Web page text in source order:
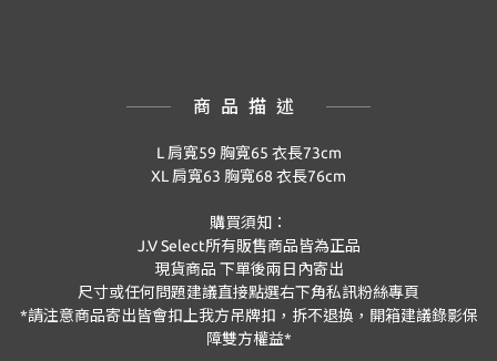
商品描述
L 肩寬59 胸寬65 衣長73cm
XL 肩寬63 胸寬68 衣長76cm
購買須知：
J.V Select所有販售商品皆為正品
現貨商品 下單後兩日內寄出
尺寸或任何問題建議直接點選右下角私訊粉絲專頁
*請注意商品寄出皆會扣上我方吊牌扣，拆不退換，開箱建議錄影保
障雙方權益*